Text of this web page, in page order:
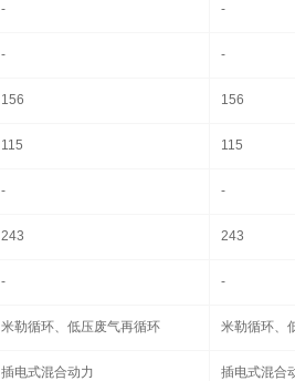
- -
- -
156 156
115 115
- -
243 243
- -
米勒循环、低压废气再循环 米勒循环、
插电式混合动力 插电式混合